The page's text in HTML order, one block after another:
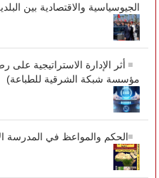
الجيوسياسية والاقتصادية بين
أثر الإدارة الاستراتيجية
مؤسسة شبكة الشرقية للطباعة)
الحكم والمواعظ في المدرسة